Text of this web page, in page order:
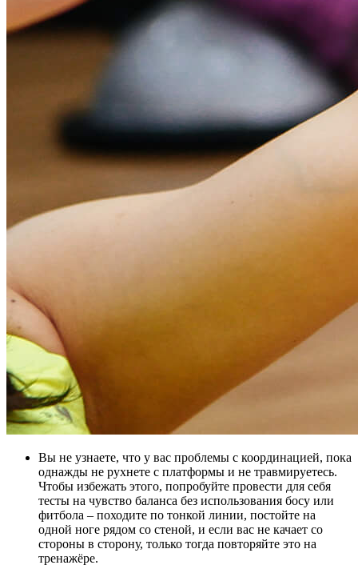
Вы не узнаете, что у вас проблемы с координацией, пока
однажды не рухнете с платформы и не травмируетесь.
Чтобы избежать этого, попробуйте провести для себя
тесты на чувство баланса без использования босу или
фитбола – походите по тонкой линии, постойте на
одной ноге рядом со стеной, и если вас не качает со
стороны в сторону, только тогда повторяйте это на
тренажёре.